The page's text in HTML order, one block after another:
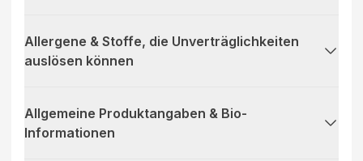
Allergene & Stoffe, die Unverträglichkeiten
auslösen können
Allgemeine Produktangaben & Bio-
Informationen